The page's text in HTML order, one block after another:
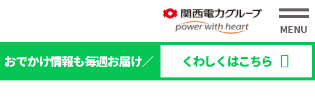
でかけ情報も毎週お届け／ くわしくはこちら